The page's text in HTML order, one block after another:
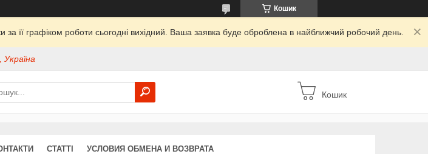
Кошик
її графіком роботи сьогодні вихідний. Ваша заявка буде оброблена в найближчий робочий день.
Україна
Кошик
СТАТТІ УСЛОВИЯ ОБМЕНА И ВОЗВРАТА